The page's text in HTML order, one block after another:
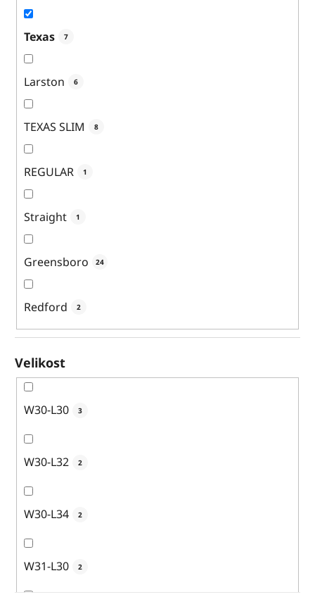
Texas 7
Larston 6
TEXAS SLIM 8
REGULAR 1
Straight 1
Greensboro 24
Redford 2
Velikost
W30-L30 3
W30-L32 2
W30-L34 2
W31-L30 2